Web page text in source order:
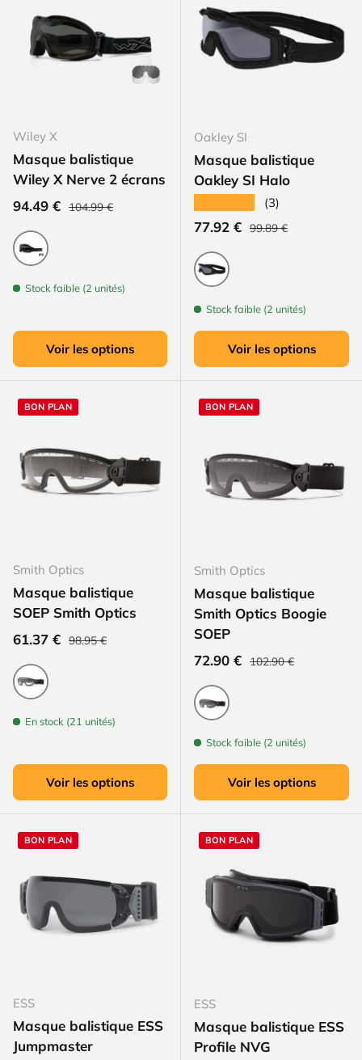
Wiley X
Masque balistique
Wiley X Nerve 2 écrans
Prix soldé
94.49 € Prix habituel
104.99 €
Fumé / Neutre
Stock faible (2 unités)
Voir les options
Oakley SI
Masque balistique
Oakley SI Halo
(3)
Prix soldé
77.92 € Prix habituel
99.89 €
Noir
Stock faible (2 unités)
Voir les options
BON PLAN
Smith Optics
Masque balistique
SOEP Smith Optics
Prix soldé
61.37 € Prix habituel
98.95 €
Noir
En stock (21 unités)
Voir les options
BON PLAN
Smith Optics
Masque balistique
Smith Optics Boogie
SOEP
Prix soldé
72.90 € Prix habituel
102.90 €
Noir
Stock faible (2 unités)
Voir les options
BON PLAN
ESS
Masque balistique ESS
Jumpmaster
BON PLAN
ESS
Masque balistique ESS
Profile NVG